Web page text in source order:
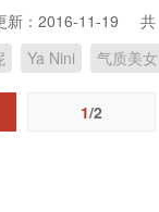
新：2016-11-19 共
Ya Nini 气质美女
1/2